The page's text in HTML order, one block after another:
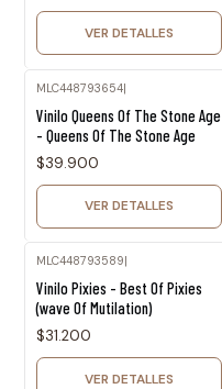
VER DETALLES
MLC448793654|
Vinilo Queens Of The Stone Age
- Queens Of The Stone Age
$39.900
VER DETALLES
MLC448793589
Vinilo Pixies - Best Of Pixies
(wave Of Mutilation)
$31.200
VER DETALLES